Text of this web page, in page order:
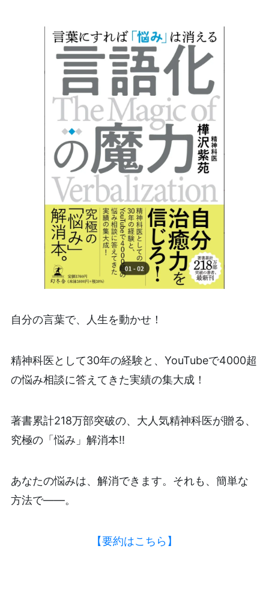
自分の言葉で、人生を動かせ！
精神科医として30年の経験と、YouTubeで4000超
の悩み相談に答えてきた実績の集大成！
著書累計218万部突破の、大人気精神科医が贈る、
究極の「悩み」解消本!!
あなたの悩みは、解消できます。それも、簡単な
方法で——。
【要約はこちら】